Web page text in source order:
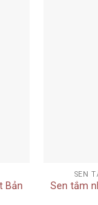
Bản
SEN
Sen tắm